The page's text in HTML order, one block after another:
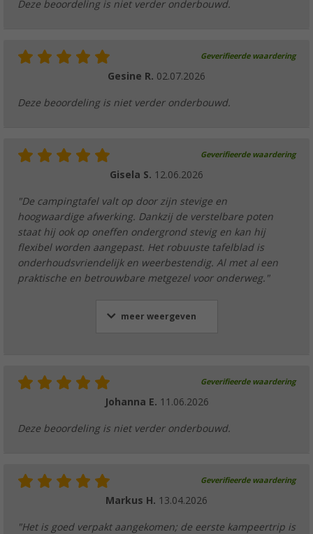
Deze beoordeling is niet verder onderbouwd.
Geverifieerde waardering
Gesine R. 02.07.2026
Deze beoordeling is niet verder onderbouwd.
Geverifieerde waardering
Gisela S. 12.06.2026
"De campingtafel valt op door zijn stevige en
hoogwaardige afwerking. Dankzij de verstelbare poten
staat hij ook op oneffen ondergrond stevig en kan hij
flexibel worden aangepast. Het robuuste tafelblad is
onderhoudsvriendelijk en weerbestendig. Al met al een
praktische en betrouwbare metgezel voor onderweg."
meer weergeven
Geverifieerde waardering
Johanna E. 11.06.2026
Deze beoordeling is niet verder onderbouwd.
Geverifieerde waardering
Markus H. 13.04.2026
"Het is goed verpakt aangekomen; de eerste kampeertrip is